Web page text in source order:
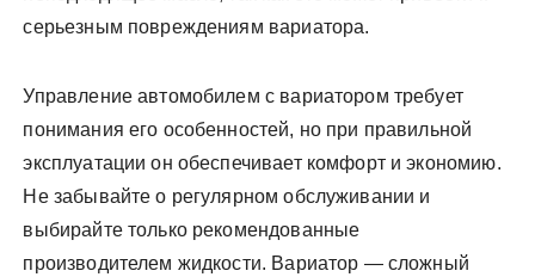
серьезным повреждениям вариатора.
Управление автомобилем с вариатором требует
понимания его особенностей, но при правильной
эксплуатации он обеспечивает комфорт и экономию.
Не забывайте о регулярном обслуживании и
выбирайте только рекомендованные
производителем жидкости. Вариатор — сложный